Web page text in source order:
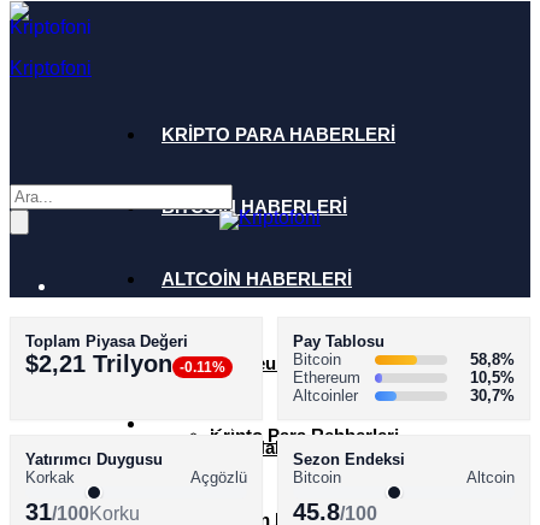
Kriptofoni
KRİPTO PARA HABERLERİ
BİTCOİN HABERLERİ
ALTCOİN HABERLERİ
Ethereum Haberleri
XRP Haberleri
AKADEMİ
Kripto Para Rehberleri
Bitcoin Rehberleri
Toplam Piyasa Değeri
$2,21 Trilyon -0.11%
Pay Tablosu
Bitcoin
58,8%
Ethereum
10,5%
Altcoinler
30,7%
Yatırımcı Duygusu
Korkak
Açgözlü
31/100Korku
Sezon Endeksi
Bitcoin
Altcoin
45.8/100